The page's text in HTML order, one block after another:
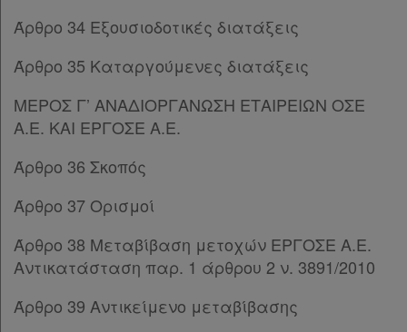
αγαπημένα
μου
Οι
σημειώσεις
μου
Ψάχνω
και
δε
βρίσκω
Παρ.10
Άρθρο 31 [-]
Παρ.1
Παρ.2
Παρ.3
Άρθρο 32
Παρ.1
Παρ.2
ΜΕΡΟΣ Β’ [-]
Άρθρο 33 [-]
Παρ.2
Άρθρο 34 Εξουσιοδοτικές διατάξεις
Άρθρο 35 Καταργούμενες διατάξεις
ΜΕΡΟΣ Γ’ ANAΔΙΟΡΓΑΝΩΣΗ ΕΤΑΙΡΕΙΩΝ ΟΣΕ
Α.Ε. ΚΑΙ ΕΡΓΟΣΕ Α.Ε.
Άρθρο 36 Σκοπός
Άρθρο 37 Ορισμοί
Άρθρο 38 Μεταβίβαση μετοχών ΕΡΓΟΣΕ Α.Ε.
Αντικατάσταση παρ. 1 άρθρου 2 ν. 3891/2010
Άρθρο 39 Αντικείμενο μεταβίβασης